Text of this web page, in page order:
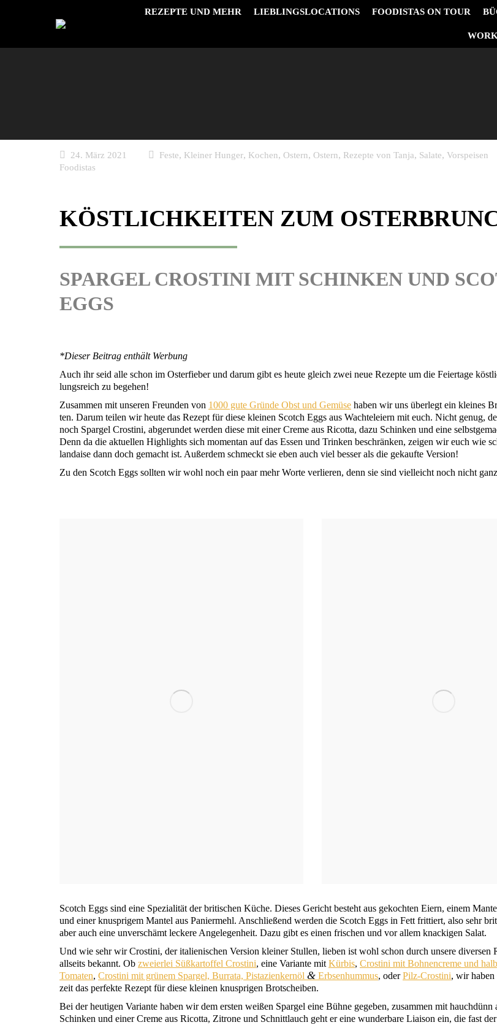
REZEPTE UND MEHR LIEBLINGSLOCATIONS FOODISTAS ON TOUR
24. März 2021 Feste, Kleiner Hunger, Kochen, Ostern, Ostern, Rezepte von Tanja, Salate, Vorspeisen
Foodistas
KÖSTLICHKEITEN ZUM
SPARGEL CROSTINI MIT SCHINKEN UND
EGGS
*Die­ser Bei­trag ent­hält Werbung
Auch ihr seid alle schon im Oster­fie­ber und dar­um gibt es heu­te gleich zwei neue Rezep­te um die Fei­er­ta­ge
lungs­reich zu begehen!
Zusam­men mit unse­ren Freun­den von 1000 gute Grün­de Obst und Gemü­se haben wir uns über­legt ein klei­nes
ten. Dar­um tei­len wir heu­te das Rezept für die­se klei­nen Scotch Eggs aus Wach­tel­eiern mit euch. Nicht genug,
noch Spar­gel Crosti­ni, abge­run­det wer­den die­se mit einer Creme aus Ricot­ta, dazu Schin­ken und eine
Denn da die aktu­el­len High­lights sich momen­tan auf das Essen und Trin­ken beschrän­ken, zei­gen wir euch wie
lan­dai­se dann doch gemacht ist. Außer­dem schmeckt sie eben auch viel bes­ser als die gekauf­te Version!
Zu den Scotch Eggs soll­ten wir wohl noch ein paar mehr Wor­te ver­lie­ren, denn sie sind viel­leicht noch nicht
Scotch Eggs sind eine Spe­zia­li­tät der bri­ti­schen Küche. Die­ses Gericht besteht aus gekoch­ten Eiern, einem
und einer knusp­ri­gem Man­tel aus Panier­mehl. Anschlie­ßend wer­den die Scotch Eggs in Fett frit­tiert, also sehr
aber auch eine unver­schämt lecke­re Ange­le­gen­heit. Dazu gibt es einen fri­schen und vor allem kna­cki­gen Salat.
Und wie sehr wir Crosti­ni, der ita­lie­ni­schen Ver­si­on klei­ner Stul­len, lie­ben ist wohl schon durch unse­re diver­sen
all­seits bekannt. Ob zwei­er­lei Süß­kar­tof­fel Crosti­ni, eine Vari­an­te mit Kür­bis, Crosti­ni mit Boh­nen­creme und
Toma­ten, Crosti­ni mit grü­nem Spar­gel, Bur­ra­ta, Pis­ta­zi­en­kern­öl & Erb­sen­hum­mus, oderPilz-Crosti­ni, wir
zeit das per­fek­te Rezept für die­se klei­nen knusp­ri­gen Brotscheiben.
Bei der heu­ti­gen Vari­an­te haben wir dem ers­ten wei­ßen Spar­gel eine Büh­ne gege­ben, zusam­men mit hauch­dünn
Schin­ken und einer Creme aus Ricot­ta, Zitro­ne und Schnitt­lauch geht er eine wun­der­ba­re Liai­son ein, die fast